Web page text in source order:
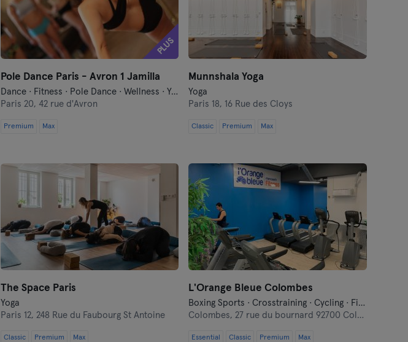
PLUS
Pole Dance Paris - Avron 1 Jamilla
Dance · Fitness · Pole Dance · Wellness · Yoga
Paris 20, 42 rue d'Avron
Premium Max
Munnshala Yoga
Yoga
Paris 18, 16 Rue des Cloys
Classic Premium Max
The Space Paris
Yoga
Paris 12, 248 Rue du Faubourg St Antoine
Classic Premium Max
L'Orange Bleue Colombes
Boxing Sports · Crosstraining · Cycling · Fitness · Functional Training · Indoor Cycling · Relaxation
Colombes,27 rue du bournard 92700 Colombes
Essential Classic Premium Max